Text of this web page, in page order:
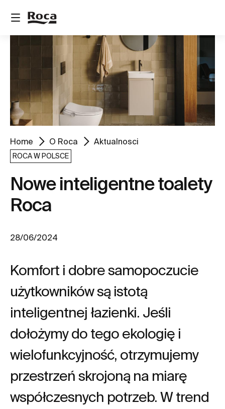
Home O Roca Aktualnosci
ROCA W POLSCE
Nowe inteligentne toalety
Roca
28/06/2024
Komfort i dobre samopoczucie
użytkowników są istotą
inteligentnej łazienki. Jeśli
dołożymy do tego ekologię i
wielofunkcyjność, otrzymujemy
przestrzeń skrojoną na miarę
współczesnych potrzeb. W trend